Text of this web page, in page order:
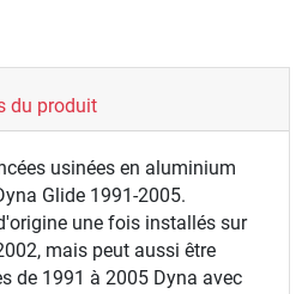
du produit
usinées en aluminium
Glide 1991-2005.
une fois installés sur
mais peut aussi être
de 1991 à 2005 Dyna avec